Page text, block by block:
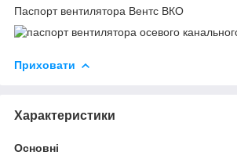
Паспорт вентилятора Вентс ВКО
Приховати
Характеристики
Основні